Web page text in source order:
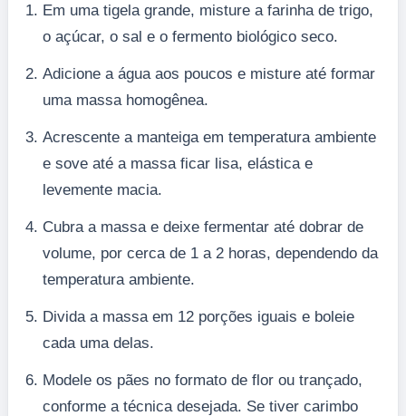
Em uma tigela grande, misture a farinha de trigo,
o açúcar, o sal e o fermento biológico seco.
Adicione a água aos poucos e misture até formar
uma massa homogênea.
Acrescente a manteiga em temperatura ambiente
e sove até a massa ficar lisa, elástica e
levemente macia.
Cubra a massa e deixe fermentar até dobrar de
volume, por cerca de 1 a 2 horas, dependendo da
temperatura ambiente.
Divida a massa em 12 porções iguais e boleie
cada uma delas.
Modele os pães no formato de flor ou trançado,
conforme a técnica desejada. Se tiver carimbo